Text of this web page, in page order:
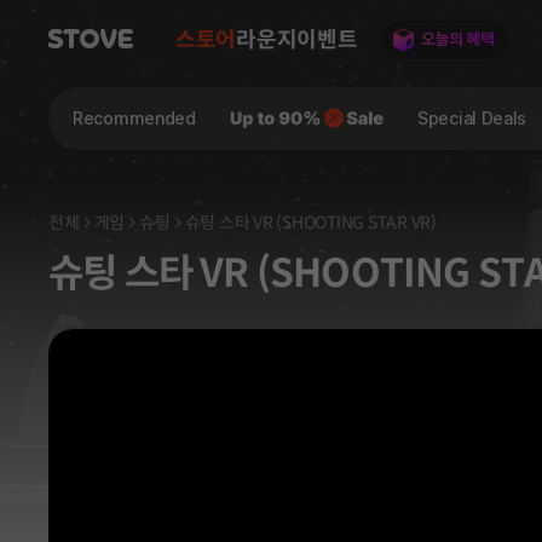
스토어 라운지 이벤트
Recommended Special Deals
전체 게임 슈팅 슈팅 스타 VR (SHOOTING STAR VR)
슈팅 스타 VR (SHOOTING